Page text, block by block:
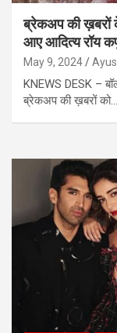
ब्रेकअप की ख़बरों
आए आदित्य रॉय
May 9, 2024
KNEWS DESK –
ब्रेकअप की ख़बरों को…